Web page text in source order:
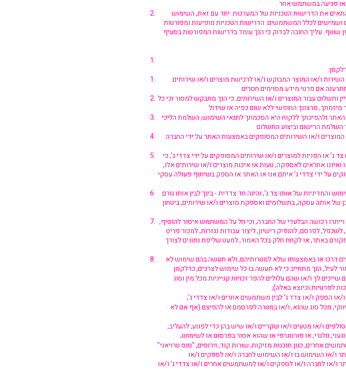
את הדרישות הטכניות של המערכות. יחד עם זאת, השימוש
ושמישים לכלל המשתמשים. הדרישות הטכניות מופיעות ומפורטות
שוטף. עליך החובה לבדוק כי הנך עומד בדרישות המפורטות בסעיף
ו/או המוצר המבוקש ו/או לרכישת מוצרים ו/או שירותים
ותשלום עבור המוצרים ו/או השירותים, כי הנך מתבקש למסור וכי כל
האתר ולהפיכתך ללקוח היא הסכמתך לתנאי השימוש, השלמת הליכי
המוצרים ו/או השירותים המסופקים באמצעות האתר על ידי החברה
ג’ או הפניות למוצרים ו/או שירותים המסופקים על ידי צדדי ג', כי
אחראים לאספקה, טעות או איכות מוצרים ו/או שירותים אלו,
על ידי צדדי ג' איתם אנו או האתר או הספק בשיתוף פעולה עסקי
של אותו צד ג', והינה חד צדדית - בינך לבין אותו גורם
אותה עסקה, בתשלומים ואספקת מוצרים ו/או שירותים, ביטחון
רכושה הבלעדי של החברה, וכי חל על המשתמש איסור להוסיף,
לפרסם, להנפיק רישיון, ליצור עבודות נגזרות, למכור פריט
באתר, או לקחת חלק בכל האמור, למעט שליפת נתונים לצורך
דרכו או באמצעותו שלא למטרותיהם, ולא תעשה בהם שימוש לא
לך ו/או שהם עלולים להפר זכויות קנייניות מכל מין וסוג
לפרטיות וכיוצא באלה);
או הספק ו/או צדד ג' לבין משתמשים אחרים ו/או צדדי ג';
מכל סוג שהוא, ו/או במטרה לפרסמם או להפיצם (אף אם לא
ו/או מטעים ו/או שקריים ו/או שיש בהן כדי לפגוע, להעליב,
וולגרי, או פורנוגרפי או שהוא אסור בפרסום או לשימוש;
אחרים, כגון תוכנות מזיקות, שורות קוד, וירוסים, "סוס טרויאני"
ו/או השימוש בו ו/או השימוש לחברה ו/או לספקים ו/או
ו/או לחברה ו/או לספקים ו/או למשתמשים אחרים ו/או צדדי ג' ו/או